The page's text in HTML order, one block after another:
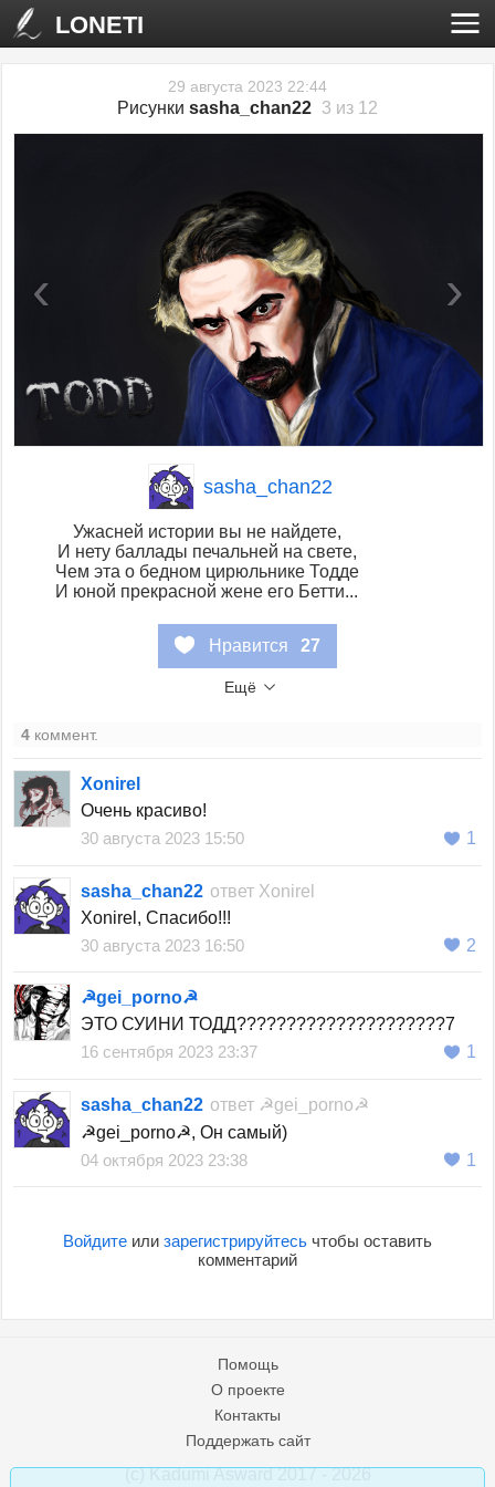
LONETI
29 августа 2023 22:44
Рисунки sasha_chan22 3 из 12
‹ ›
sasha_chan22
Ужасней истории вы не найдете,
И нету баллады печальней на свете,
Чем эта о бедном цирюльнике Тодде
И юной прекрасной жене его Бетти...
Нравится 27
Ещё
4 коммент.
Xonirel
Очень красиво!
30 августа 2023 15:50
1
sasha_chan22 ответ Xonirel
Xonirel, Спасибо!!!
30 августа 2023 16:50
2
☭gei_porno☭
ЭТО СУИНИ ТОДД?????????????????????7
16 сентября 2023 23:37
1
sasha_chan22 ответ ☭gei_porno☭
☭gei_porno☭, Он самый)
04 октября 2023 23:38
1
Войдитеили зарегистрируйтесьчтобы оставить
комментарий
(c) Kadumi Asward 2017 - 2026 :)
Помощь
О проекте
Контакты
Поддержать сайт